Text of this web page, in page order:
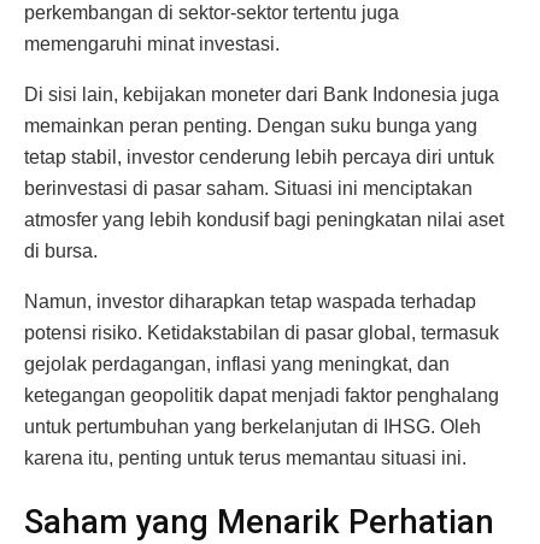
perkembangan di sektor-sektor tertentu juga
memengaruhi minat investasi.
Di sisi lain, kebijakan moneter dari Bank Indonesia juga
memainkan peran penting. Dengan suku bunga yang
tetap stabil, investor cenderung lebih percaya diri untuk
berinvestasi di pasar saham. Situasi ini menciptakan
atmosfer yang lebih kondusif bagi peningkatan nilai aset
di bursa.
Namun, investor diharapkan tetap waspada terhadap
potensi risiko. Ketidakstabilan di pasar global, termasuk
gejolak perdagangan, inflasi yang meningkat, dan
ketegangan geopolitik dapat menjadi faktor penghalang
untuk pertumbuhan yang berkelanjutan di IHSG. Oleh
karena itu, penting untuk terus memantau situasi ini.
Saham yang Menarik Perhatian